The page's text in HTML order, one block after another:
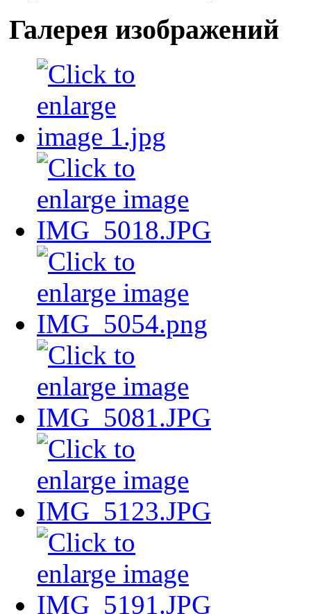
Галерея изображений